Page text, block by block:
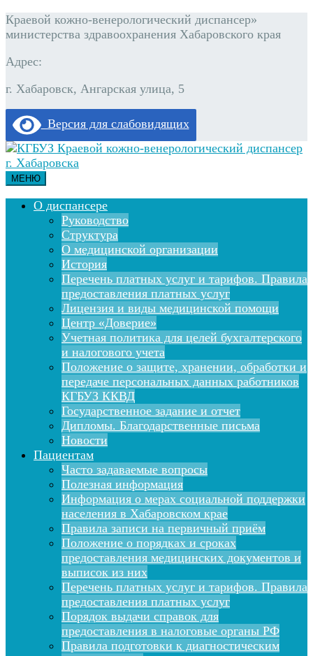
Краевой кожно-венерологический диспансер»
министерства здравоохранения Хабаровского края
Адрес:
г. Хабаровск, Ангарская улица, 5
Версия для слабовидящих
МЕНЮ
О диспансере
Руководство
Структура
О медицинской организации
История
Перечень платных услуг и тарифов. Правила
предоставления платных услуг
Лицензия и виды медицинской помощи
Центр «Доверие»
Учетная политика для целей бухгалтерского
и налогового учета
Положение о защите, хранении, обработки и
передаче персональных данных работников
КГБУЗ ККВД
Государственное задание и отчет
Дипломы. Благодарственные письма
Новости
Пациентам
Часто задаваемые вопросы
Полезная информация
Информация о мерах социальной поддержки
населения в Хабаровском крае
Правила записи на первичный приём
Положение о порядках и сроках
предоставления медицинских документов и
выписок из них
Перечень платных услуг и тарифов. Правила
предоставления платных услуг
Порядок выдачи справок для
предоставления в налоговые органы РФ
Правила подготовки к диагностическим